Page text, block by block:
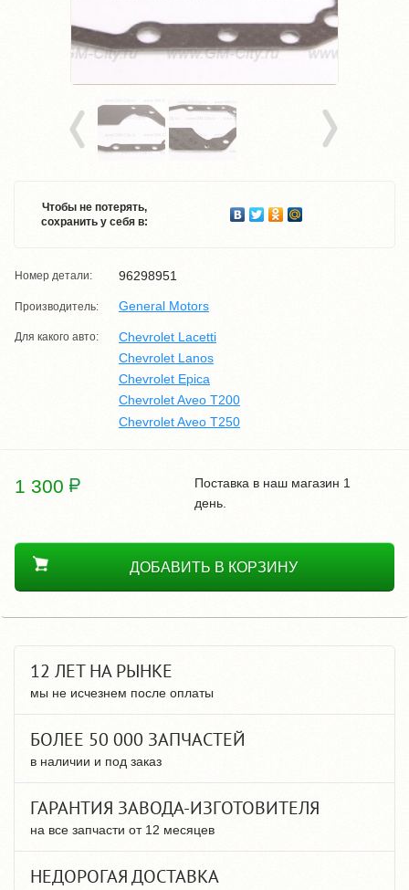
Чтобы не потерять,
сохранить у себя в:
Номер детали: 96298951
Производитель: General Motors
Для какого авто:
Chevrolet Lacetti
Chevrolet Lanos
Chevrolet Epica
Chevrolet Aveo T200
Chevrolet Aveo T250
1 300
Поставка в наш магазин 1
день.
ДОБАВИТЬ В КОРЗИНУ
12 ЛЕТ НА РЫНКЕ
мы не исчезнем после оплаты
БОЛЕЕ 50 000 ЗАПЧАСТЕЙ
в наличии и под заказ
ГАРАНТИЯ ЗАВОДА-ИЗГОТОВИТЕЛЯ
на все запчасти от 12 месяцев
НЕДОРОГАЯ ДОСТАВКА